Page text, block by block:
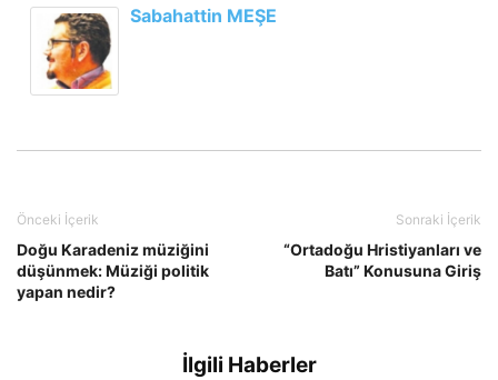
Sabahattin MEŞE
Önceki İçerik
Doğu Karadeniz müziğini
düşünmek: Müziği politik
yapan nedir?
Sonraki İçerik
“Ortadoğu Hristiyanları ve
Batı” Konusuna Giriş
İlgili Haberler